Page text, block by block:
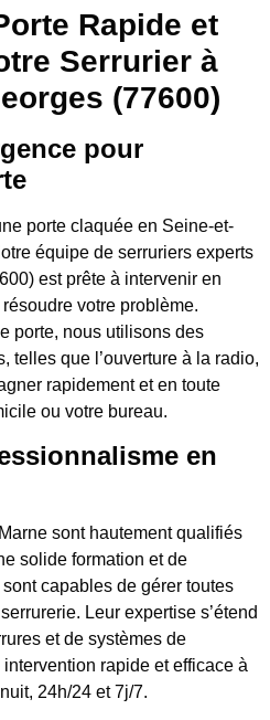
Rapide et
Serrurier à
(77600)
pour
porte claquée en Seine-et-
équipe de serruriers experts
est prête à intervenir en
votre problème.
porte, nous utilisons des
telles que l’ouverture à la radio,
rapidement et en toute
ou votre bureau.
en
sont hautement qualifiés
solide formation et de
capables de gérer toutes
Leur expertise s’étend
et de systèmes de
rapide et efficace à
24h/24 et 7j/7.